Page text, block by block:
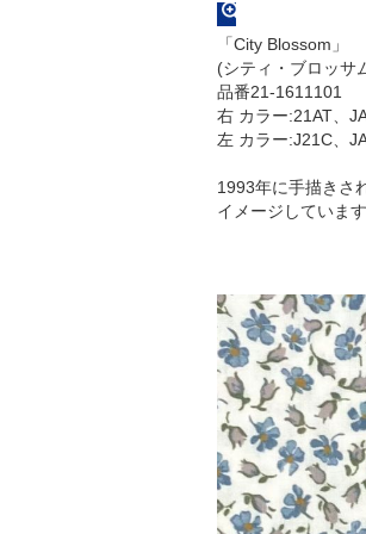
「City Blossom」
(シティ・ブロッサ
品番21-1611101
右 カラー:21AT、
左 カラー:J21C、
1993年に手描きさ
イメージしています